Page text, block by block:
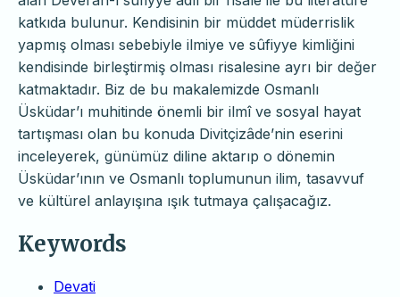
katkıda bulunur. Kendisinin bir müddet müderrislik
yapmış olması sebebiyle ilmiye ve sûfiyye kimliğini
kendisinde birleştirmiş olması risalesine ayrı bir değer
katmaktadır. Biz de bu makalemizde Osmanlı
Üsküdar’ı muhitinde önemli bir ilmî ve sosyal hayat
tartışması olan bu konuda Divitçizâde’nin eserini
inceleyerek, günümüz diline aktarıp o dönemin
Üsküdar’ının ve Osmanlı toplumunun ilim, tasavvuf
ve kültürel anlayışına ışık tutmaya çalışacağız.
Keywords
Devati